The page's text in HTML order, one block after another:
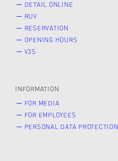
DETAIL ONLINE
RUV
RESERVATION
OPENING HOURS
V3S
INFORMATION
FOR MEDIA
FOR EMPLOYEES
PERSONAL DATA PROTECTION